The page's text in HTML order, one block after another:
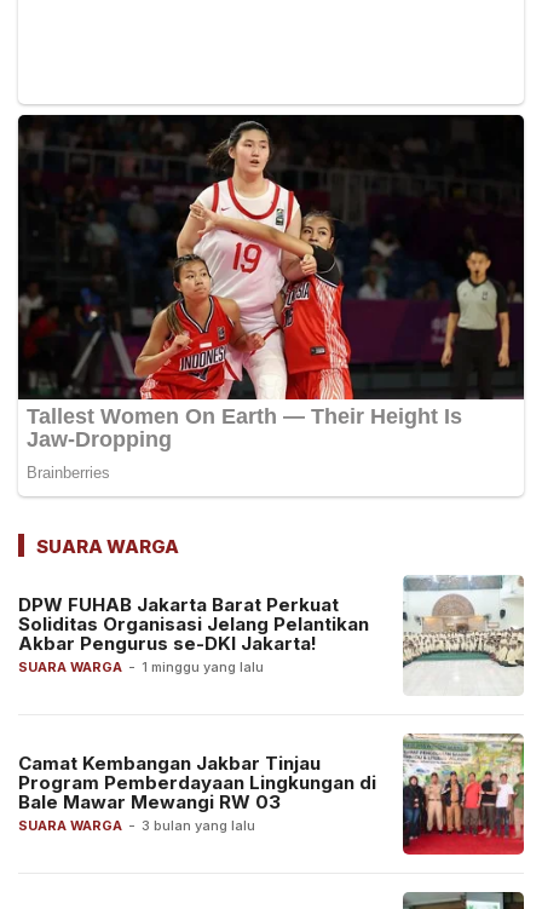
SUARA WARGA
SUARA WARGA - 1 minggu yang lalu
DPW FUHAB Jakarta Barat Perkuat
Soliditas Organisasi Jelang Pelantikan
Akbar Pengurus se-DKI Jakarta!
SUARA WARGA - 3 bulan yang lalu
Camat Kembangan Jakbar Tinjau
Program Pemberdayaan Lingkungan di
Bale Mawar Mewangi RW 03